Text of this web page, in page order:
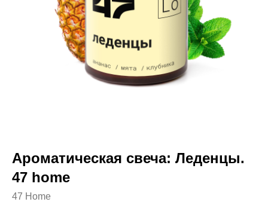
Ароматическая свеча: Леденцы.
47 home
47 Home